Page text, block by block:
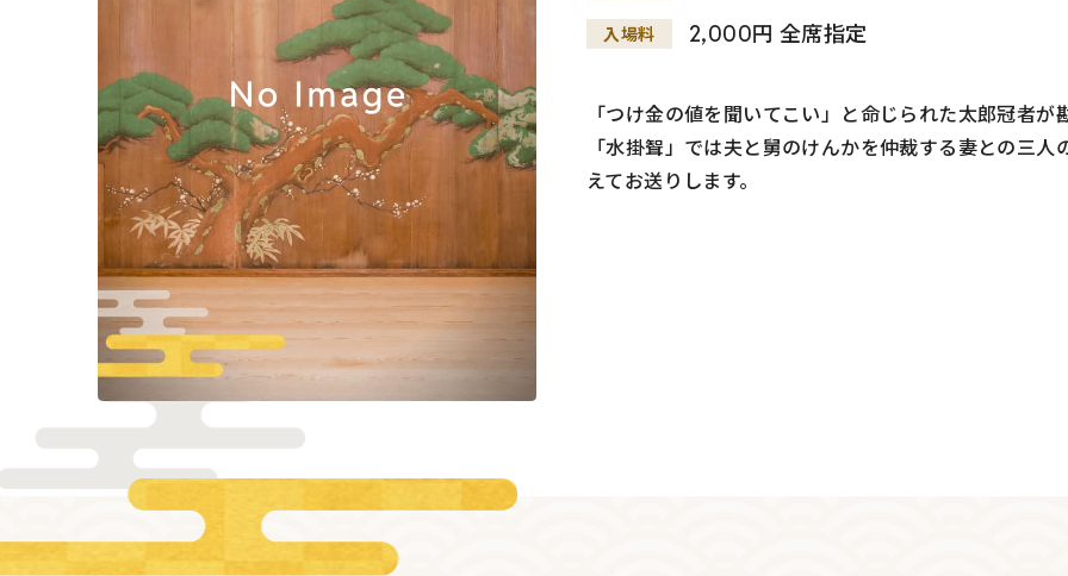
入場料 2,000円 全席指定
「つけ金の値を聞いてこい」と命じられた太郎冠者
「水掛聟」では夫と舅のけんかを仲裁する妻との三
えてお送りします。